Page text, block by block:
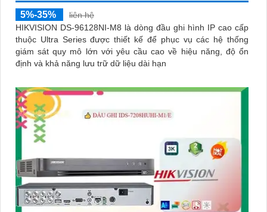
5%-35%
liên hệ
HIKVISION DS-96128NI-M8 là dòng đầu ghi hình IP cao cấp
thuộc Ultra Series được thiết kế để phục vụ các hệ thống
giám sát quy mô lớn với yêu cầu cao về hiệu năng, độ ổn
định và khả năng lưu trữ dữ liệu dài hạn